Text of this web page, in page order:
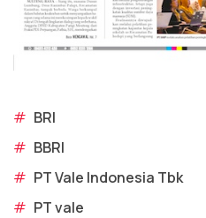
# BRI
# BBRI
# PT Vale Indonesia Tbk
# PT vale